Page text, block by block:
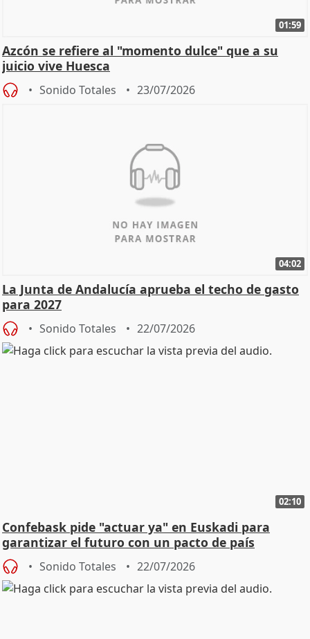
01:59
Azcón se refiere al "momento dulce" que a su
juicio vive Huesca
Sonido Totales 23/07/2026
04:02
La Junta de Andalucía aprueba el techo de gasto
para 2027
Sonido Totales 22/07/2026
02:10
Confebask pide "actuar ya" en Euskadi para
garantizar el futuro con un pacto de país
Sonido Totales 22/07/2026